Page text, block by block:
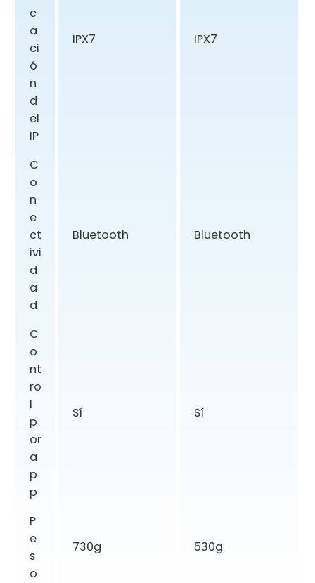
c
a
ci
ó
n
d
el
IP
IPX7 IPX7
C
o
n
e
ct
ivi
d
a
d
Bluetooth Bluetooth
C
o
nt
ro
l
p
or
a
p
p
Sí Sí
P
e
s
o
730g 530g